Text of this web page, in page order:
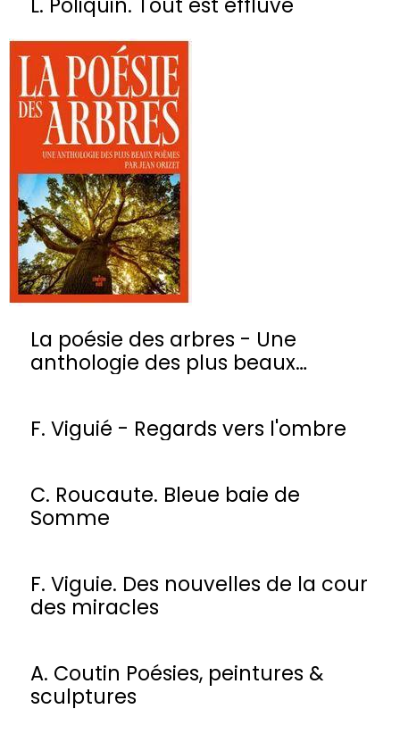
La poésie des arbres - Une
anthologie des plus beaux
F. Viguié - Regards vers l'ombre
C. Roucaute. Bleue baie de
Somme
F. Viguie. Des nouvelles de la cour
des miracles
A. Coutin Poésies, peintures &
sculptures